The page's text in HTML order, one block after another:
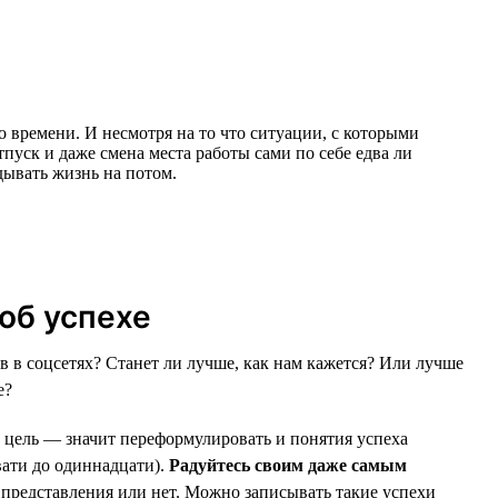
И несмотря на то что ситуации, с которыми
и даже смена места работы сами по себе едва ли
жизнь на потом.
успехе
соцсетях? Станет ли лучше, как нам кажется? Или лучше
— значит переформулировать и понятия успеха
до одиннадцати). Радуйтесь своим даже самым
или нет. Можно записывать такие успехи